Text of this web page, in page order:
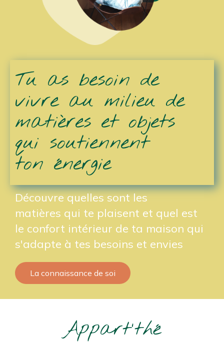
Tu as besoin de
vivre au milieu de
matières et objets
qui soutiennent
ton énergie
Découvre quelles sont les
matières qui te plaisent et quel est
le confort intérieur de ta maison qui
s'adapte à tes besoins et envies
La connaissance de soi
Appart'thé